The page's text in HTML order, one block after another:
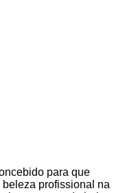
para que
beleza profissional na